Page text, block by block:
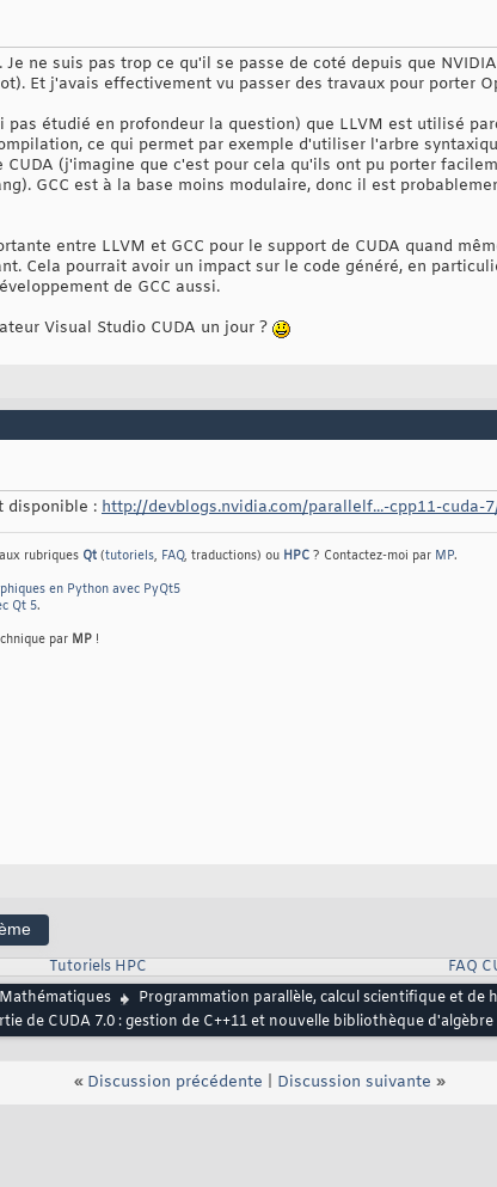
Je ne suis pas trop ce qu'il se passe de coté depuis que
Et j'avais effectivement vu passer des travaux pour porter
pas étudié en profondeur la question) que LLVM est utilisé
ce qui permet par exemple d'utiliser l'arbre
CUDA (j'imagine que c'est pour cela qu'ils ont pu porter
GCC est à la base moins modulaire, donc il est
entre LLVM et GCC pour le support de CUDA quand
Cela pourrait avoir un impact sur le code généré, en
de GCC aussi.
Visual Studio CUDA un jour ?
disponible : http://devblogs.nvidia.com/parallelf...-cpp11-cuda-
aux rubriques Qt (tutoriels, FAQ, traductions) ou HPC ? Contactez-moi par MP.
en Python avec PyQt5
Qt 5.
par MP !
Tutoriels HPC
FAQ
Programmation parallèle, calcul scientifique et de
de CUDA 7.0 : gestion de C++11 et nouvelle bibliothèque
« Discussion précédente Discussion suivante »